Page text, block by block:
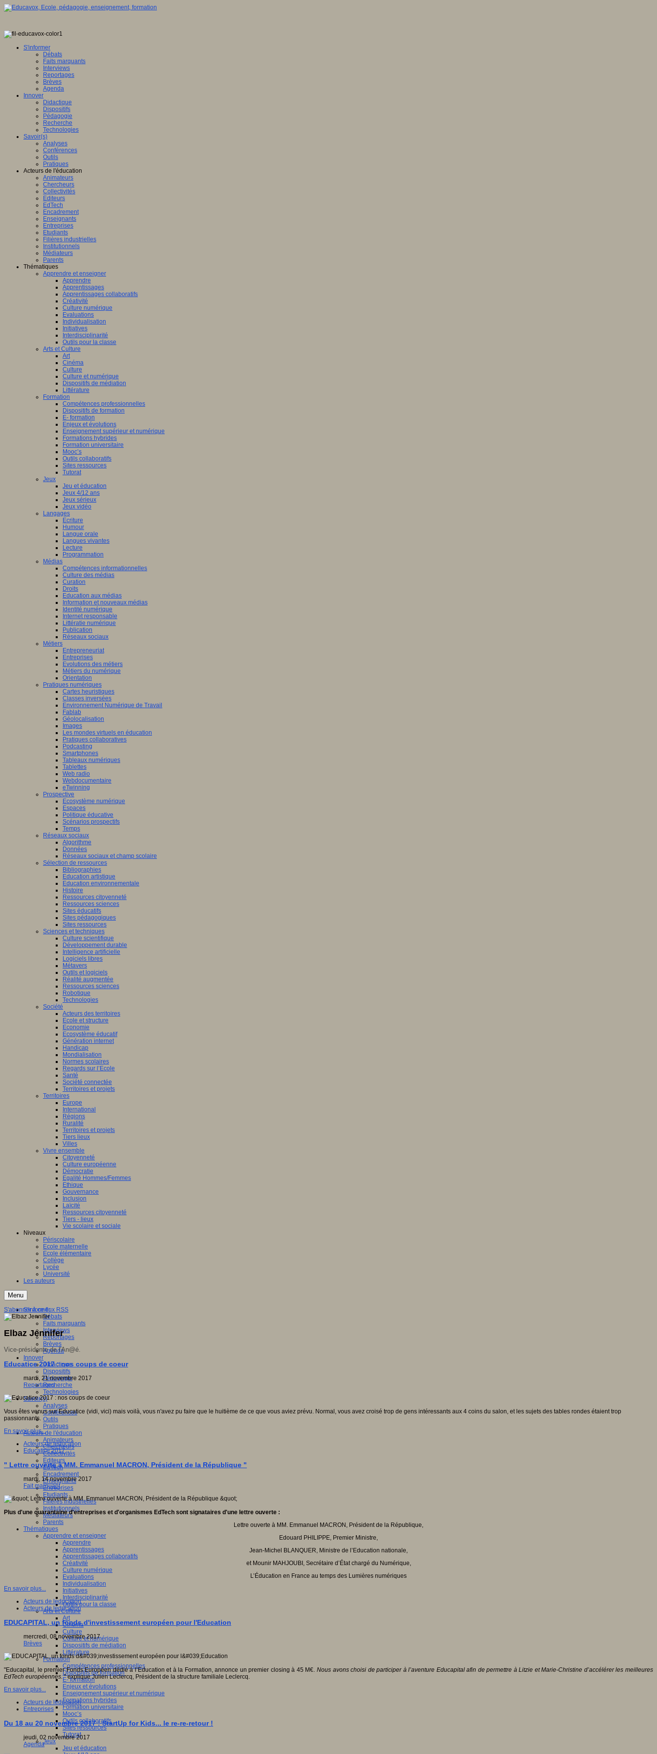
S'informer
Débats
Faits marquants
Interviews
Reportages
Brèves
Agenda
Innover
Didactique
Dispositifs
Pédagogie
Recherche
Technologies
Savoir(s)
Analyses
Conférences
Outils
Pratiques
Acteurs de l'éducation
Animateurs
Chercheurs
Collectivités
Editeurs
EdTech
Encadrement
Enseignants
Entreprises
Etudiants
Filières industrielles
Institutionnels
Médiateurs
Parents
Thématiques
Apprendre et enseigner
Apprendre
Apprentissages
Apprentissages collaboratifs
Créativité
Culture numérique
Evaluations
Individualisation
Initiatives
Interdisciplinarité
Outils pour la classe
Arts et Culture
Art
Cinéma
Culture
Culture et numérique
Dispositifs de médiation
Littérature
Formation
Compétences professionnelles
Dispositifs de formation
E- formation
Enjeux et évolutions
Enseignement supérieur et numérique
Formations hybrides
Formation universitaire
Mooc’s
Outils collaboratifs
Sites ressources
Tutorat
Jeux
Jeu et éducation
Jeux 4/12 ans
Jeux sérieux
Jeux vidéo
Langages
Ecriture
Humour
Langue orale
Langues vivantes
Lecture
Programmation
Médias
Compétences informationnelles
Culture des médias
Curation
Droits
Education aux médias
Information et nouveaux médias
Identité numérique
Internet responsable
Littératie numérique
Publication
Réseaux sociaux
Métiers
Entrepreneuriat
Entreprises
Evolutions des métiers
Métiers du numérique
Orientation
Pratiques numériques
Cartes heuristiques
Classes inversées
Environnement Numérique de Travail
Fablab
Géolocalisation
Images
Les mondes virtuels en éducation
Pratiques collaboratives
Podcasting
Smartphones
Tableaux numériques
Tablettes
Web radio
Webdocumentaire
eTwinning
Prospective
Ecosystème numérique
Espaces
Politique éducative
Scénarios prospectifs
Temps
Réseaux sociaux
Algorithme
Données
Réseaux sociaux et champ scolaire
Sélection de ressources
Bibliographies
Education artistique
Education environnementale
Histoire
Ressources citoyenneté
Ressources sciences
Sites éducatifs
Sites pédagogiques
Sites ressources
Sciences et techniques
Culture scientifique
Développement durable
Intelligence artificielle
Logiciels libres
Métavers
Outils et logiciels
Réalité augmentée
Ressources sciences
Robotique
Technologies
Société
Acteurs des territoires
Ecole et structure
Economie
Ecosystème éducatif
Génération internet
Handicap
Mondialisation
Normes scolaires
Regards sur l’Ecole
Santé
Société connectée
Territoires et projets
Territoires
Europe
International
Régions
Ruralité
Territoires et projets
Tiers lieux
Villes
Vivre ensemble
Citoyenneté
Culture européenne
Démocratie
Egalité Hommes/Femmes
Ethique
Gouvernance
Inclusion
Laïcité
Ressources citoyenneté
Tiers - lieux
Vie scolaire et sociale
Niveaux
Périscolaire
Ecole maternelle
Ecole élémentaire
Collège
Lycée
Université
Les auteurs
Menu
S'informer
Débats
Faits marquants
Interviews
Reportages
Brèves
Agenda
Innover
Didactique
Dispositifs
Pédagogie
Recherche
Technologies
Savoir(s)
Analyses
Conférences
Outils
Pratiques
Acteurs de l'éducation
Animateurs
Chercheurs
Collectivités
Editeurs
EdTech
Encadrement
Enseignants
Entreprises
Etudiants
Filières industrielles
Institutionnels
Médiateurs
Parents
Thématiques
Apprendre et enseigner
Apprendre
Apprentissages
Apprentissages collaboratifs
Créativité
Culture numérique
Evaluations
Individualisation
Initiatives
Interdisciplinarité
Outils pour la classe
Arts et Culture
Art
Cinéma
Culture
Culture et numérique
Dispositifs de médiation
Littérature
Formation
Compétences professionnelles
Dispositifs de formation
E- formation
Enjeux et évolutions
Enseignement supérieur et numérique
Formations hybrides
Formation universitaire
Mooc’s
Outils collaboratifs
Sites ressources
Tutorat
Jeux
Jeu et éducation
S'abonner à ce flux RSS
Elbaz Jennifer
Vice-présidente de l'An@é.
Educatice 2017 : nos coups de coeur
mardi, 21 novembre 2017
Reportages
Vous êtes venus sur Educatice (vidi, vici) mais voilà, vous n'avez pu faire que le huitième de ce que vous aviez prévu. Normal, vous avez croisé trop de gens intéressants aux 4 coins du salon, et les sujets des tables rondes étaient trop
passionnants.
En savoir plus...
Acteurs de leducation
Educatice 2017
" Lettre ouverte à MM. Emmanuel MACRON, Président de la République "
mardi, 14 novembre 2017
Fait marquant
Plus d'une quarantaine d'entreprises et d'organismes EdTech sont signataires d'une lettre ouverte :
Lettre ouverte à MM. Emmanuel MACRON, Président de la République,
Edouard PHILIPPE, Premier Ministre,
Jean-Michel BLANQUER, Ministre de l’Education nationale,
et Mounir MAHJOUBI, Secrétaire d’État chargé du Numérique,
L’Éducation en France au temps des Lumières numériques
En savoir plus...
Acteurs de leducation
Acteurs de leducation
EDUCAPITAL, un fonds d'investissement européen pour l'Education
mercredi, 08 novembre 2017
Brèves
"Educapital, le premier Fonds Européen dédié à l’Education et à la Formation, annonce un premier closing à 45 M€.Nous avons choisi de participer à l’aventure Educapital afin de permettre à Litzie et Marie-Christine d’accélérer les meilleures
EdTech européennes." explique Julien Leclercq, Président de la structure familiale Leclercq.
En savoir plus...
Acteurs de leducation
Entreprises
Du 18 au 20 novembre 2017 : StartUp for Kids... le re-re-retour !
jeudi, 02 novembre 2017
Agenda